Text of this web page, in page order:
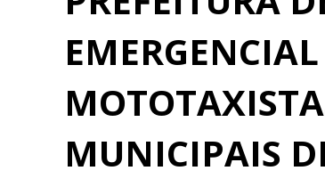
MUNICIPAIS